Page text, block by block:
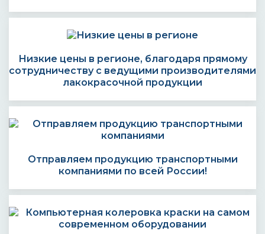
Низкие цены в регионе, благодаря прямому
сотрудничеству с ведущими производителями
лакокрасочной продукции
Отправляем продукцию транспортными
компаниями по всей России!